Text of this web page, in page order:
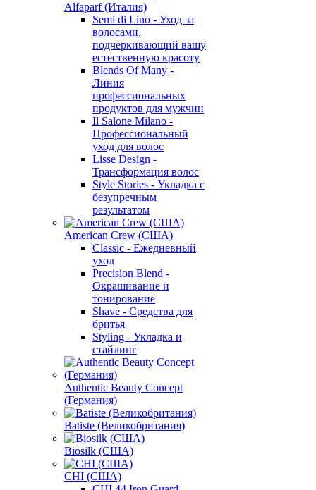
Alfaparf (Италия)
Semi di Lino - Уход за
волосами,
подчеркивающий вашу
естественную красоту
Blends Of Many -
Линия
профессиональных
продуктов для мужчин
Il Salone Milano -
Профессиональный
уход для волос
Lisse Design -
Трансформация волос
Style Stories - Укладка с
безупречным
результатом
American Crew (США)
Classic - Ежедневный
уход
Precision Blend -
Окрашивание и
тонирование
Shave - Средства для
бритья
Styling - Укладка и
стайлинг
Authentic Beauty Concept
(Германия)
Batiste (Великобритания)
Biosilk (США)
CHI (США)